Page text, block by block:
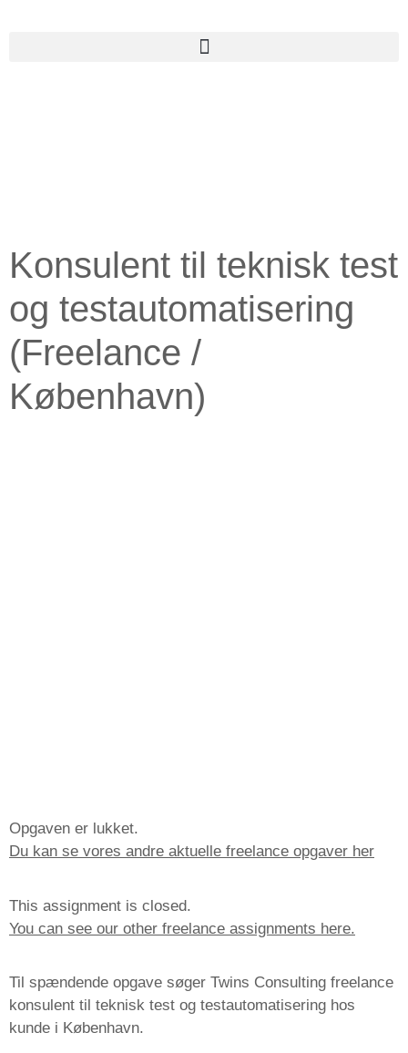
Konsulent til teknisk test
og testautomatisering
(Freelance /
København)
Opgaven er lukket.
Du kan se vores andre aktuelle freelance opgaver her
This assignment is closed.
You can see our other freelance assignments here.
Til spændende opgave søger Twins Consulting freelance
konsulent til teknisk test og testautomatisering hos
kunde i København.